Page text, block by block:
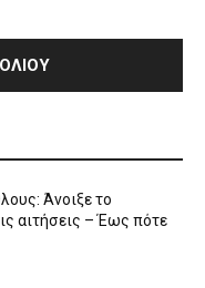
Άνοιξε το
αιτήσεις – Έως πότε